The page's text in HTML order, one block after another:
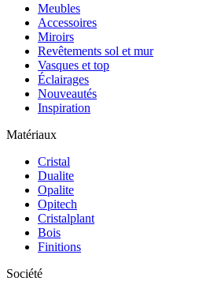
Meubles
Accessoires
Miroirs
Revêtements sol et mur
Vasques et top
Éclairages
Nouveautés
Inspiration
Matériaux
Cristal
Dualite
Opalite
Opitech
Cristalplant
Bois
Finitions
Société